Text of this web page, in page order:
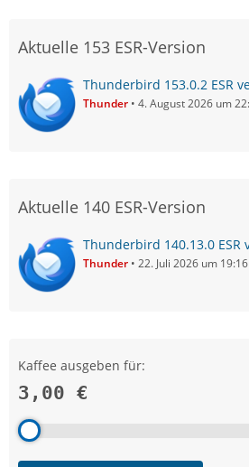
Aktuelle 153 ESR-Version
Thunderbird 153.0.2 ESR
Thunder 4. August 2026 um
Aktuelle 140 ESR-Version
Thunderbird 140.13.0
Thunder 22. Juli 2026 um 19:16
Kaffee ausgeben für:
3,00 €